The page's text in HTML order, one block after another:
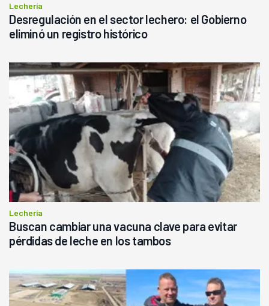
Lechería
Desregulación en el sector lechero: el Gobierno
eliminó un registro histórico
Lechería
Buscan cambiar una vacuna clave para evitar
pérdidas de leche en los tambos